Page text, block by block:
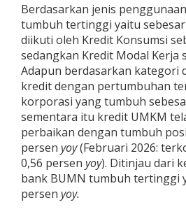
Berdasarkan jenis
tumbuh tertinggi yaitu sebesar
diikuti oleh Kredit Konsumsi
sedangkan Kredit Modal Kerja
Adapun berdasarkan kategori
kredit dengan pertumbuhan
korporasi yang tumbuh
sementara itu kredit UMKM
perbaikan dengan tumbuh
persen yoy(Februari 2026:
0,56 persen yoy). Ditinjau dari
bank BUMN tumbuh tertinggi
persen yoy.